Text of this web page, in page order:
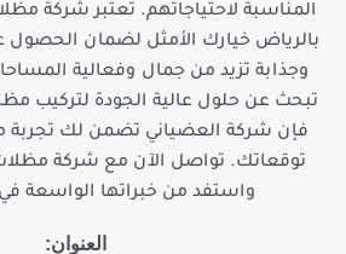
المناسبة لاحتياجاتهم. تُعتبر شركة
بالرياض خيارك الأمثل لضمان الحصول
وجذابة تزيد من جمال وفعالية
تبحث عن حلول عالية الجودة لتركيب
فإن شركة العضياني تضمن لك تجربة
توقعاتك. تواصل الآن مع شركة
واستفد من خبراتها الواسعة
العنوان: